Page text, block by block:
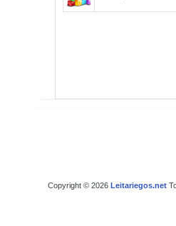
Copyright © 2026 Leitariegos.net